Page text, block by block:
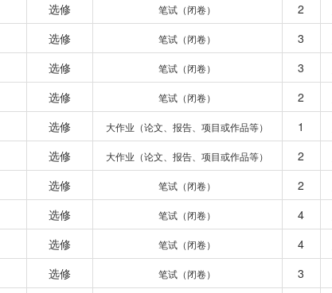
选修 笔试（闭卷） 2
选修 笔试（闭卷） 3
选修 笔试（闭卷） 3
选修 笔试（闭卷） 2
选修 大作业（论文、报告、项目或作品等） 1
选修 大作业（论文、报告、项目或作品等） 2
选修 笔试（闭卷） 2
选修 笔试（闭卷） 4
选修 笔试（闭卷） 4
选修 笔试（闭卷） 3